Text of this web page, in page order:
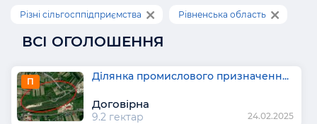
Різні сільгосппідприємства Рівненська область
ВСІ ОГОЛОШЕННЯ
П Ділянка промислового призначенн...
Договірна
9.2 гектар 24.02.2025